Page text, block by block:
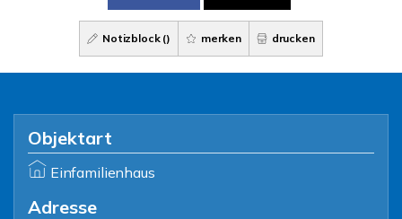
Notizblock () merken drucken
Objektart
Einfamilienhaus
Adresse